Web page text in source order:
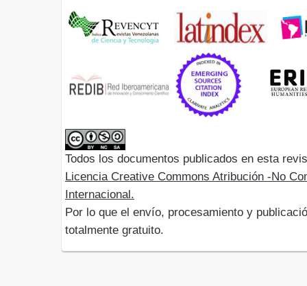
Todos los documentos publicados en esta
Licencia Creative Commons Atribución -No
Internacional.
Por lo que el envío, procesamiento y
totalmente gratuito.